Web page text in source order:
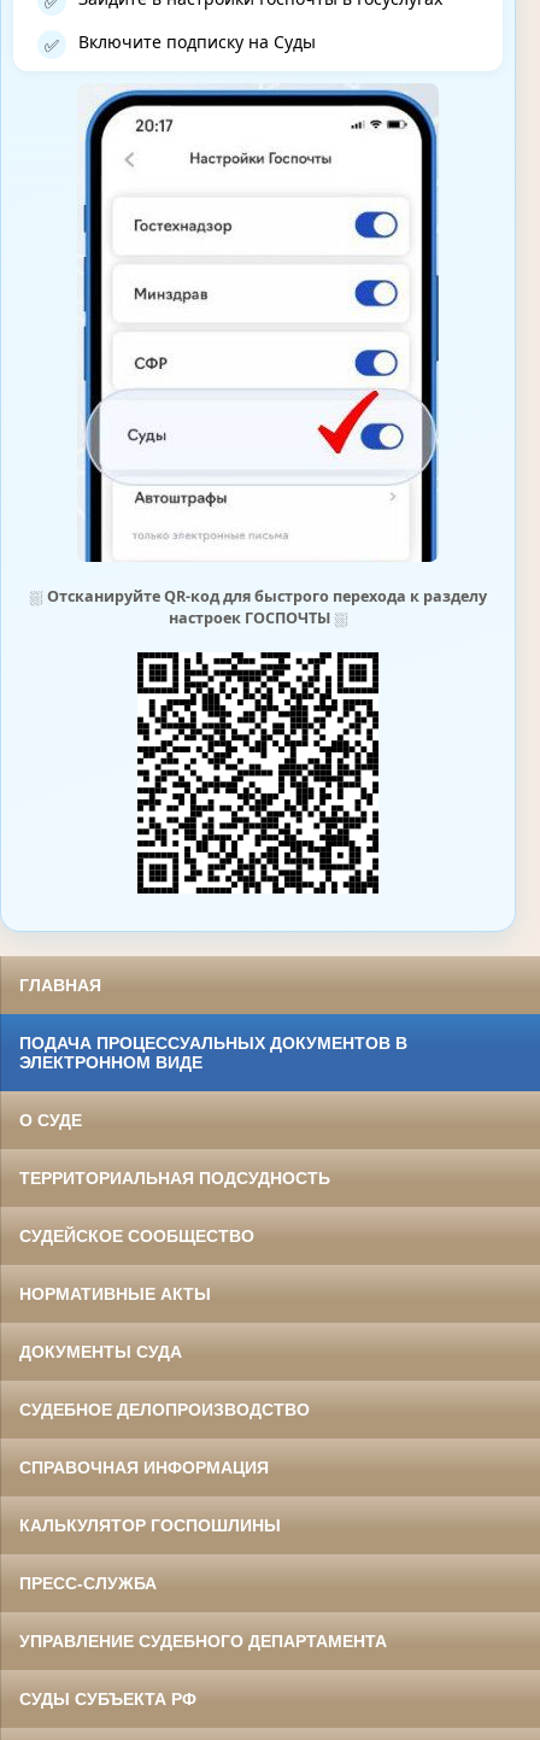
✅ Включите подписку на Суды
⛆ Отсканируйте QR-код для быстрого перехода к разделу
настроек ГОСПОЧТЫ⛆
ГЛАВНАЯ
ПОДАЧА ПРОЦЕССУАЛЬНЫХ ДОКУМЕНТОВ В
ЭЛЕКТРОННОМ ВИДЕ
О СУДЕ
ТЕРРИТОРИАЛЬНАЯ ПОДСУДНОСТЬ
СУДЕЙСКОЕ СООБЩЕСТВО
НОРМАТИВНЫЕ АКТЫ
ДОКУМЕНТЫ СУДА
СУДЕБНОЕ ДЕЛОПРОИЗВОДСТВО
СПРАВОЧНАЯ ИНФОРМАЦИЯ
КАЛЬКУЛЯТОР ГОСПОШЛИНЫ
ПРЕСС-СЛУЖБА
УПРАВЛЕНИЕ СУДЕБНОГО ДЕПАРТАМЕНТА
СУДЫ СУБЪЕКТА РФ